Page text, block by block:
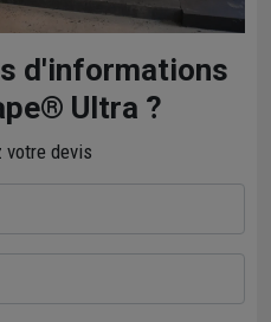
d'informations
Ultra ?
votre devis